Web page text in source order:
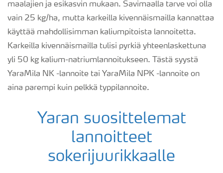
maalajien ja esikasvin mukaan. Savimaalla tarve voi olla
vain 25 kg/ha, mutta karkeilla kivennäismailla kannattaa
käyttää mahdollisimman kaliumpitoista lannoitetta.
Karkeilla kivennäismailla tulisi pyrkiä yhteenlaskettuna
yli 50 kg kalium-natriumlannoitukseen. Tästä syystä
YaraMila NK -lannoite tai YaraMila NPK -lannoite on
aina parempi kuin pelkkä typpilannoite.
Yaran suosittelemat
lannoitteet
sokerijuurikkaalle